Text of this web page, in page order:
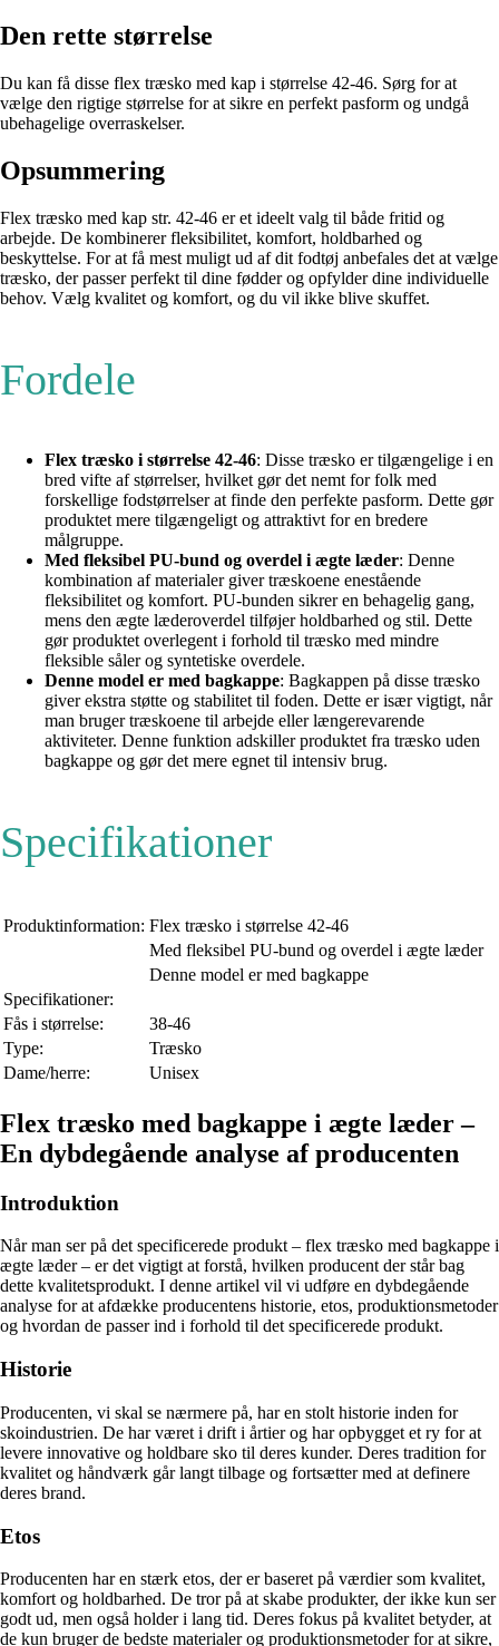
Den rette størrelse
Du kan få disse flex træsko med kap i størrelse 42-46. Sørg for at
vælge den rigtige størrelse for at sikre en perfekt pasform og undgå
ubehagelige overraskelser.
Opsummering
Flex træsko med kap str. 42-46 er et ideelt valg til både fritid og
arbejde. De kombinerer fleksibilitet, komfort, holdbarhed og
beskyttelse. For at få mest muligt ud af dit fodtøj anbefales det at vælge
træsko, der passer perfekt til dine fødder og opfylder dine individuelle
behov. Vælg kvalitet og komfort, og du vil ikke blive skuffet.
Fordele
Flex træsko i størrelse 42-46: Disse træsko er tilgængelige i en
bred vifte af størrelser, hvilket gør det nemt for folk med
forskellige fodstørrelser at finde den perfekte pasform. Dette gør
produktet mere tilgængeligt og attraktivt for en bredere
målgruppe.
Med fleksibel PU-bund og overdel i ægte læder: Denne
kombination af materialer giver træskoene enestående
fleksibilitet og komfort. PU-bunden sikrer en behagelig gang,
mens den ægte læderoverdel tilføjer holdbarhed og stil. Dette
gør produktet overlegent i forhold til træsko med mindre
fleksible såler og syntetiske overdele.
Denne model er med bagkappe: Bagkappen på disse træsko
giver ekstra støtte og stabilitet til foden. Dette er især vigtigt, når
man bruger træskoene til arbejde eller længerevarende
aktiviteter. Denne funktion adskiller produktet fra træsko uden
bagkappe og gør det mere egnet til intensiv brug.
Specifikationer
Produktinformation: Flex træsko i størrelse 42-46
Med fleksibel PU-bund og overdel i ægte læder
Denne model er med bagkappe
Specifikationer:
Fås i størrelse:
38-46
Type:
Træsko
Dame/herre:
Unisex
Flex træsko med bagkappe i ægte læder –
En dybdegående analyse af producenten
Introduktion
Når man ser på det specificerede produkt – flex træsko med bagkappe i
ægte læder – er det vigtigt at forstå, hvilken producent der står bag
dette kvalitetsprodukt. I denne artikel vil vi udføre en dybdegående
analyse for at afdække producentens historie, etos, produktionsmetoder
og hvordan de passer ind i forhold til det specificerede produkt.
Historie
Producenten, vi skal se nærmere på, har en stolt historie inden for
skoindustrien. De har været i drift i årtier og har opbygget et ry for at
levere innovative og holdbare sko til deres kunder. Deres tradition for
kvalitet og håndværk går langt tilbage og fortsætter med at definere
deres brand.
Etos
Producenten har en stærk etos, der er baseret på værdier som kvalitet,
komfort og holdbarhed. De tror på at skabe produkter, der ikke kun ser
godt ud, men også holder i lang tid. Deres fokus på kvalitet betyder, at
de kun bruger de bedste materialer og produktionsmetoder for at sikre,